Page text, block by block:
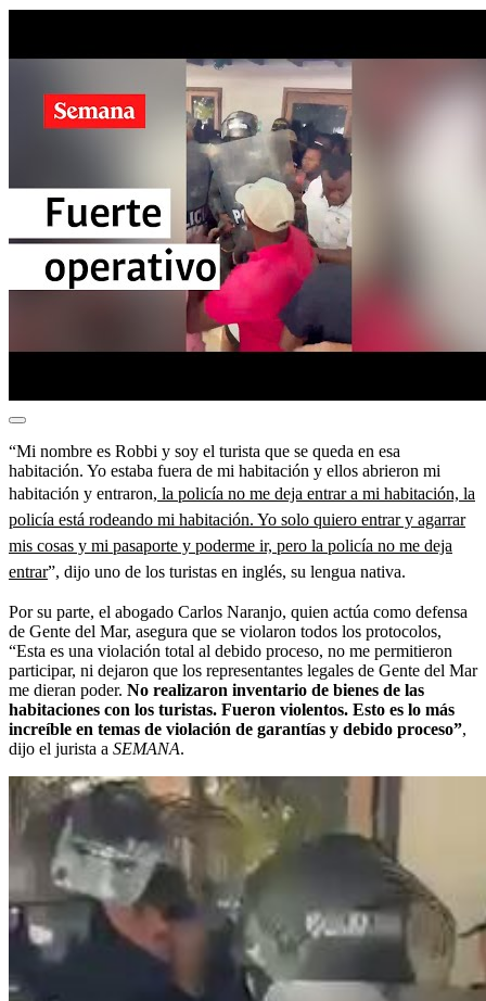
“Mi nombre es Robbi y soy el turista que se queda en esa
habitación. Yo estaba fuera de mi habitación y ellos abrieron mi
habitación y entraron, la policía no me deja entrar a mi habitación, la
policía está rodeando mi habitación. Yo solo quiero entrar y agarrar
mis cosas y mi pasaporte y poderme ir, pero la policía no me deja
entrar”, dijo uno de los turistas en inglés, su lengua nativa.
Por su parte, el abogado Carlos Naranjo, quien actúa como defensa
de Gente del Mar, asegura que se violaron todos los protocolos,
“Esta es una violación total al debido proceso, no me permitieron
participar, ni dejaron que los representantes legales de Gente del Mar
me dieran poder. No realizaron inventario de bienes de las
habitaciones con los turistas. Fueron violentos. Esto es lo más
increíble en temas de violación de garantías y debido proceso”,
dijo el jurista a SEMANA.